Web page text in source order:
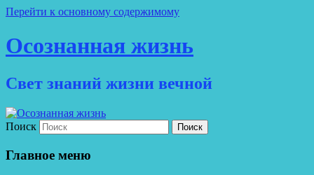
Перейти к основному содержимому
Осознанная жизнь
Свет знаний жизни вечной
Поиск
Главное меню